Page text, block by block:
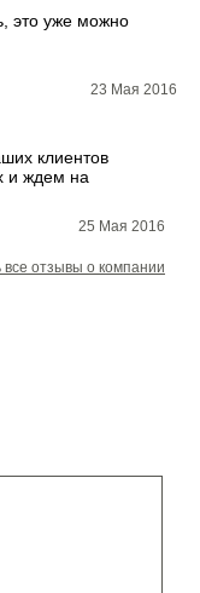
это уже можно
23 Мая 2016
клиентов
и ждем на
25 Мая 2016
все отзывы о компании